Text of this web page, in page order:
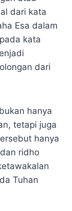
dari kata
Esa dalam
kata
dari
hanya
tetapi juga
hanya
ridho
Tuhan